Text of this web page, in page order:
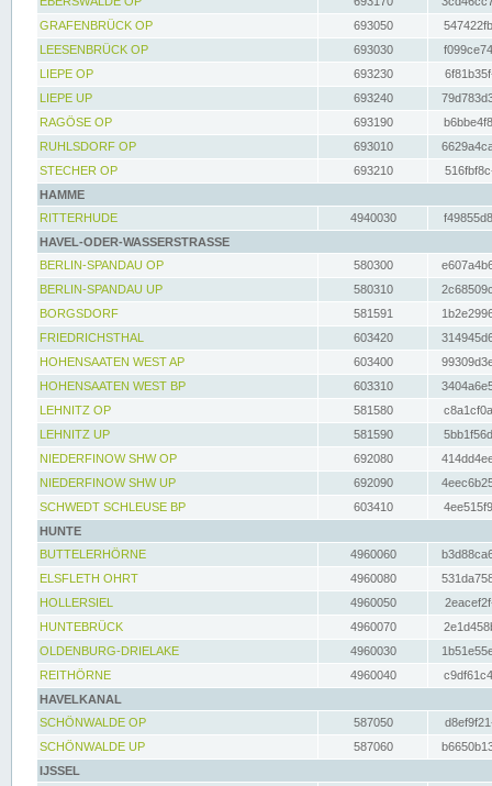
GRAFENBRÜCK OP
693050
LEESENBRÜCK OP
693030
LIEPE OP
693230
LIEPE UP
693240
RAGÖSE OP
693190
RUHLSDORF OP
693010
STECHER OP
693210
HAMME
RITTERHUDE
4940030
HAVEL-ODER-WASSERSTRASSE
BERLIN-SPANDAU OP
580300
BERLIN-SPANDAU UP
580310
BORGSDORF
581591
FRIEDRICHSTHAL
603420
HOHENSAATEN WEST AP
603400
HOHENSAATEN WEST BP
603310
LEHNITZ OP
581580
LEHNITZ UP
581590
NIEDERFINOW SHW OP
692080
NIEDERFINOW SHW UP
692090
SCHWEDT SCHLEUSE BP
603410
HUNTE
BUTTELERHÖRNE
4960060
ELSFLETH OHRT
4960080
HOLLERSIEL
4960050
HUNTEBRÜCK
4960070
OLDENBURG-DRIELAKE
4960030
REITHÖRNE
4960040
HAVELKANAL
SCHÖNWALDE OP
587050
SCHÖNWALDE UP
587060
IJSSEL